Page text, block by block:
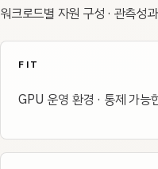
워크로드별 자원 구성 · 관측성
FIT
GPU 운영 환경 · 통제 가능